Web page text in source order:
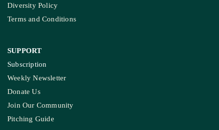
About Us
Contact Us
Ownership & Funding
Recognitions
IMPORTANT LINKS
Guest Post And Backlinks
Advertise With Us
Privacy Policy